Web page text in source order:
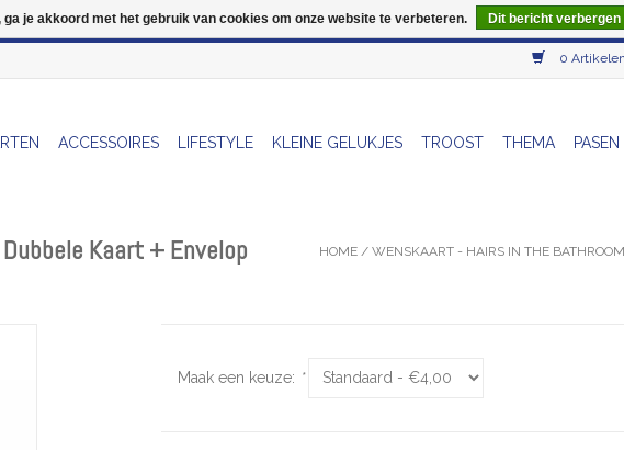
0
ACCESSOIRES LIFESTYLE KLEINE GELUKJES TROOST THEMA PASEN
Kaart + Envelop
HOME / WENSKAART - HAIRS IN THE
Maak een keuze: *
je akkoord met het gebruik van cookies om onze website te verbeteren. Dit bericht verbergen
Wij zijn uitzonderlijk gesloten op Do 13/08